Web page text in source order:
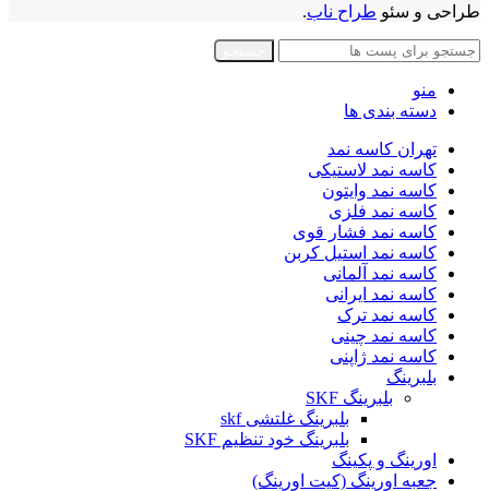
طراحی و سئو طراح ناب.
منو
دسته بندی ها
تهران کاسه نمد
کاسه نمد لاستیکی
کاسه نمد وایتون
کاسه نمد فلزی
کاسه نمد فشار قوی
کاسه نمد استیل کربن
کاسه نمد آلمانی
کاسه نمد ایرانی
کاسه نمد ترک
کاسه نمد چینی
کاسه نمد ژاپنی
بلبرینگ
بلبرینگ SKF
بلبرینگ غلتشی skf
بلبرینگ خود تنظیم SKF
اورینگ و پکینگ
جعبه اورینگ (کیت اورینگ)